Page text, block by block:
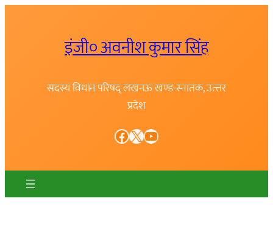
इंजी० अवनीश कुमार सिंह
सदस्य विधान परिषद् लखनऊ खण्ड-स्नातक, उत्त्तर
प्रदेश
Facebook X YouTube